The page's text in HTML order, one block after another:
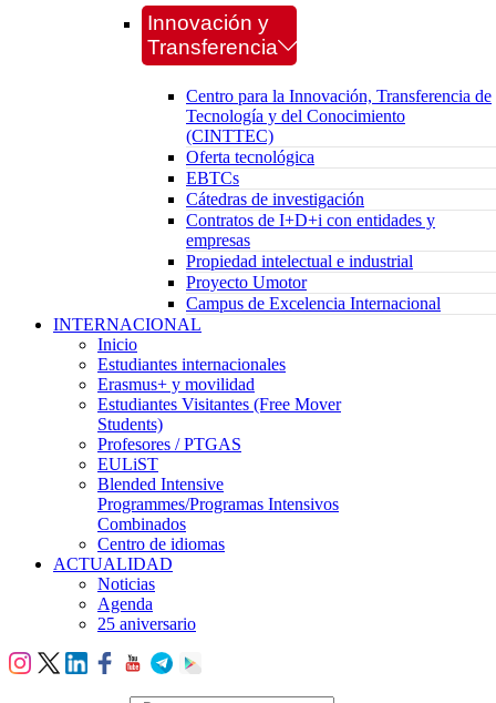
Innovación y
Transferencia
Centro para la Innovación, Transferencia de
Tecnología y del Conocimiento
(CINTTEC)
Oferta tecnológica
EBTCs
Cátedras de investigación
Contratos de I+D+i con entidades y
empresas
Propiedad intelectual e industrial
Proyecto Umotor
Campus de Excelencia Internacional
INTERNACIONAL
Inicio
Estudiantes internacionales
Erasmus+ y movilidad
Estudiantes Visitantes (Free Mover
Students)
Profesores / PTGAS
EULiST
Blended Intensive
Programmes/Programas Intensivos
Combinados
Centro de idiomas
ACTUALIDAD
Noticias
Agenda
25 aniversario